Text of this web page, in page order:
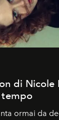
di Nicole
tempo
ormai da